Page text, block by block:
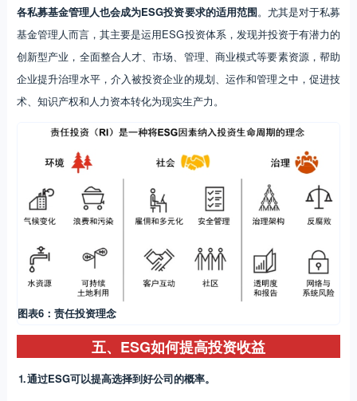
各私募基金管理人也会成为ESG投资要求的适用范围。尤其是对于私募
基金管理人而言，其主要是运用ESG投资体系，发现并投资于有潜力的
创新型产业，全面整合人才、市场、管理、商业模式等要素资源，帮助
企业提升治理水平，介入被投资企业的规划、运作和管理之中，促进技
术、知识产权和人力资本转化为现实生产力。
图表6：责任投资理念
五、ESG如何提高投资收益
⒈通过ESG可以提高选择到好公司的概率。